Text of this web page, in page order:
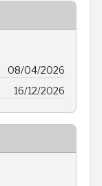
08/04/2026
16/12/2026